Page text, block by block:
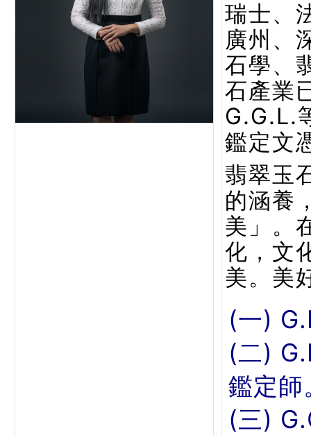
瑞士、
廣州、
石學、
石產業
G.G.L.
鑑定文
翡翠玉
的涵養
美」。
化，文
美。美
(一)
(二)
鑑定師
(三)